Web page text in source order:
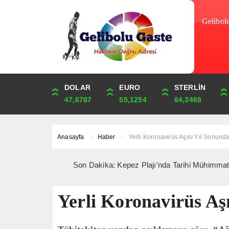
DOLAR
47,6787
EURO
55,1254
STERLİN
64,3468
ONS
4,341,81
ALTIN
6,660,55
ÇEYREK
10,889,99
Anasayfa Haber Yerli Koronavirüs Aşısı Yıl Sonunda
Son Dakika: Kepez Plajı’nda Tarihi Mühimmat
Yerli Koronavirüs